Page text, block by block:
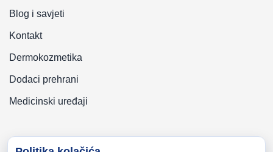
Blog i savjeti
Kontakt
Dermokozmetika
Dodaci prehrani
Medicinski uređaji